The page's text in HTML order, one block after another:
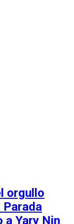
orgullo
Parada
a Yary Nin